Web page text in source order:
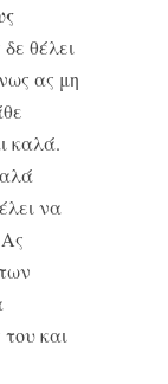
θέλει
ας μη
καλά.
να
και